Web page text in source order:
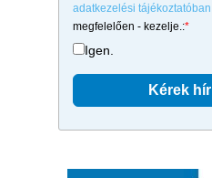
adatkezelési tájékoztatóban
megfelelően - kezelje.:*
Igen.